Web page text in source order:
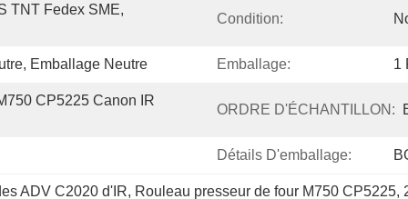
TNT Fedex SME,
Condition:
Emballage Neutre Emballage: 1
CP5225 Canon IR
ORDRE D'ÉCHANTILLON:
Détails D'emballage:
ADV C2020 d'IR, Rouleau presseur de four M750 CP5225,